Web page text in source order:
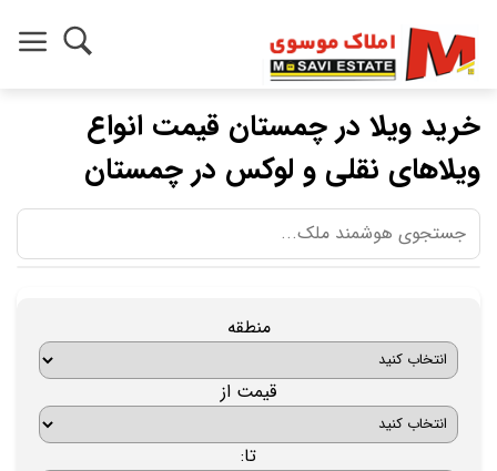
خرید ویلا در چمستان قیمت انواع
ویلاهای نقلی و لوکس در چمستان
منطقه
قیمت از
تا: